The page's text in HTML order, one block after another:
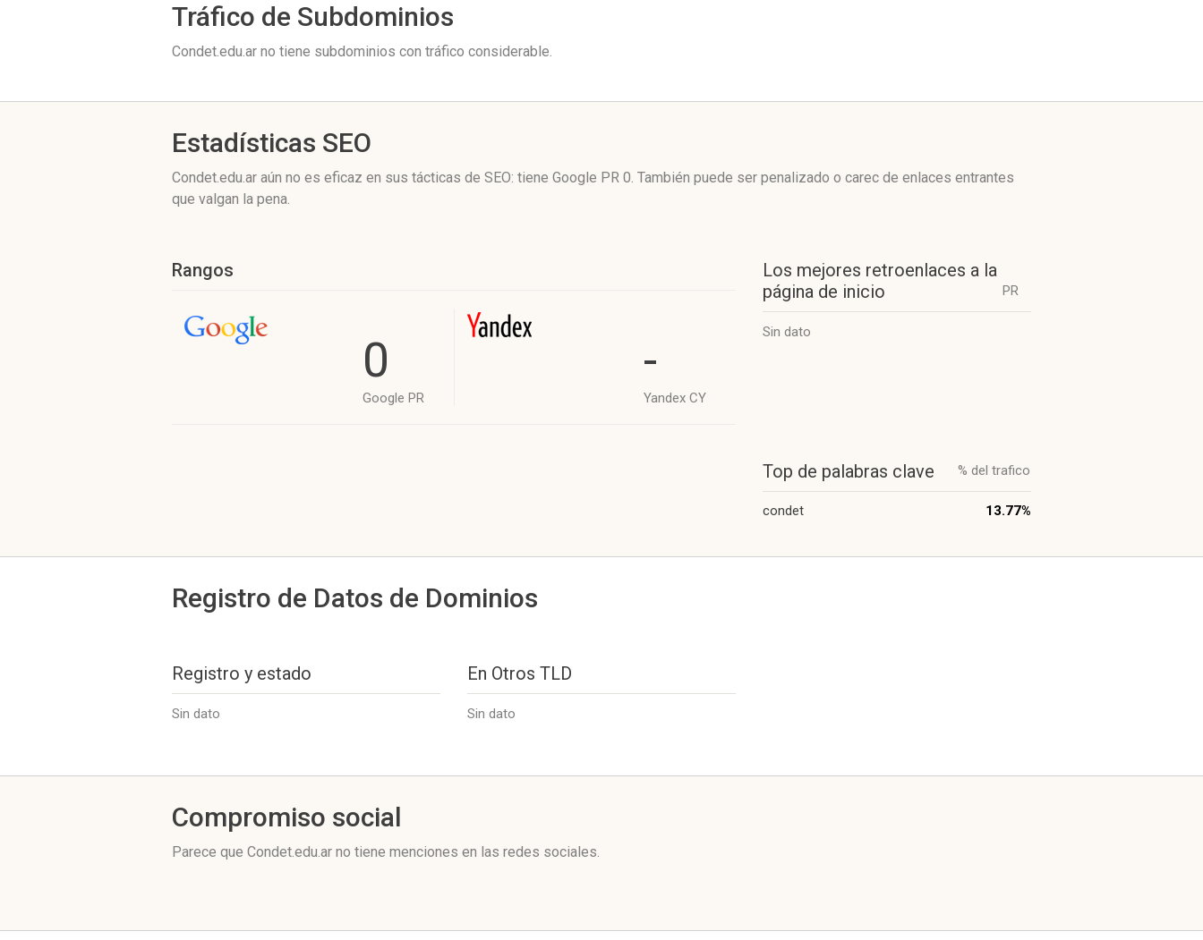
Tráfico de Subdominios
Condet.edu.ar no tiene subdominios con tráfico considerable.
Estadísticas SEO
Condet.edu.ar aún no es eficaz en sus tácticas de SEO: tiene Google PR 0. También puede ser penalizado o carec de enlaces entrantes
que valgan la pena.
Rangos
0
Google PR
-
Yandex CY
Los mejores retroenlaces a la
página de inicio
PR
Sin dato
Top de palabras clave % del trafico
condet 13.77%
Registro de Datos de Dominios
Registro y estado
Sin dato
En Otros TLD
Sin dato
Compromiso social
Parece que Condet.edu.ar no tiene menciones en las redes sociales.